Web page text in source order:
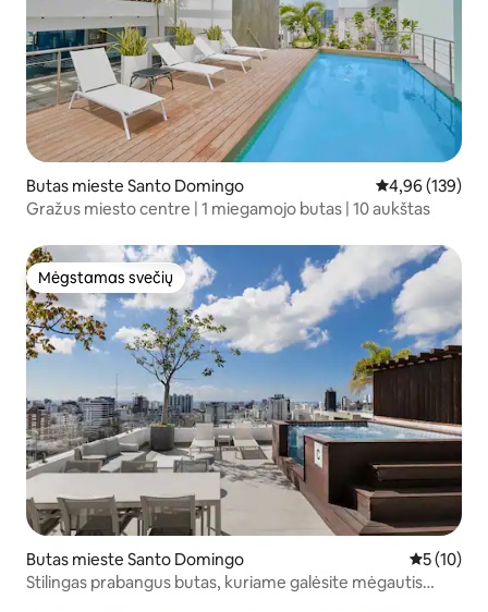
Butas mieste Santo Domingo Vidutinis
4,96 (139)
Gražus miesto centre | 1 miegamojo butas | 10 aukštas
Mėgstamas svečių
Mėgstamas svečių
Butas mieste Santo Domingo Vidutinis
5 (10)
Stilingas prabangus butas, kuriame galėsite mėgautis